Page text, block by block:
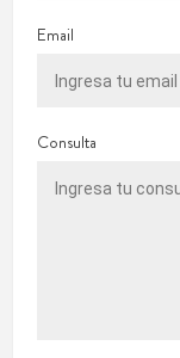
Email
Consulta